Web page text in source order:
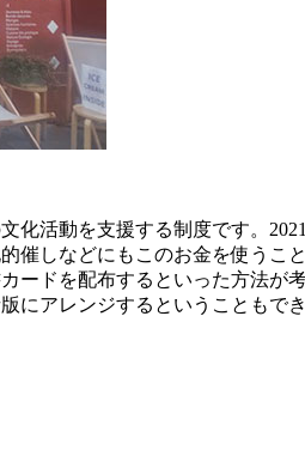
化活動を支援する制度です。
しなどにもこのお金を使う
ードを配布するといった方法
にアレンジするということもでき